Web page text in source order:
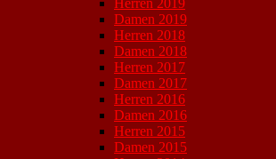
Herren 2019
Damen 2019
Herren 2018
Damen 2018
Herren 2017
Damen 2017
Herren 2016
Damen 2016
Herren 2015
Damen 2015